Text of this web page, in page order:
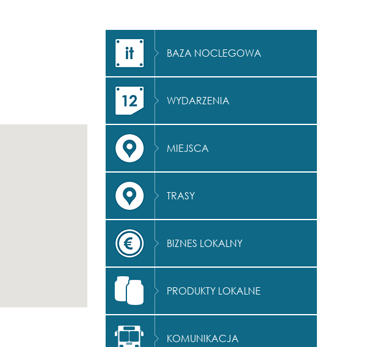
BAZA NOCLEGOWA
WYDARZENIA
MIEJSCA
TRASY
BIZNES LOKALNY
PRODUKTY LOKALNE
KOMUNIKACJA